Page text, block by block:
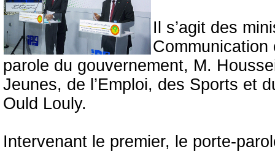
Il s’agit des
parole du gouvernement, M.
Jeunes, de l’Emploi, des Sports et
Ould Louly.
Intervenant le premier, le porte-